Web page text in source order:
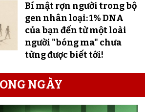
Bí mật rợn người trong bộ
gen nhân loại: 1% DNA
của bạn đến từ một loài
người "bóng ma" chưa
từng được biết tới!
NGÀY